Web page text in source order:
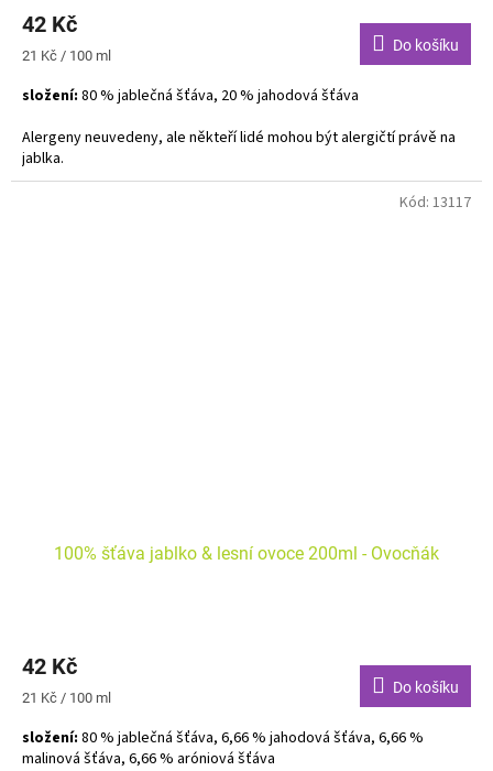
42 Kč
Měrná
21 Kč / 100 ml
Do košíku
složení: 80 % jablečná šťáva, 20 % jahodová šťáva
Alergeny neuvedeny, ale někteří lidé mohou být alergičtí právě na
jablka.
100% šťáva jablko & lesní ovoce 200ml - Ovocňák
42 Kč
Měrná
21 Kč / 100 ml
Do košíku
složení: 80 % jablečná šťáva, 6,66 % jahodová šťáva, 6,66 %
malinová šťáva, 6,66 % aróniová šťáva
Kód: 13117